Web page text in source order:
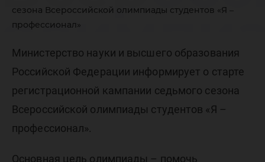
сезона Всероссийской олимпиады студентов «Я –
профессионал»
Министерство науки и высшего образования
Российской Федерации информирует о старте
регистрационной кампании седьмого сезона
Всероссийской олимпиады студентов «Я –
профессионал».
Основная цель олимпиады – помочь